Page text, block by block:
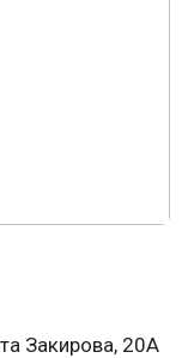
Закирова, 20А